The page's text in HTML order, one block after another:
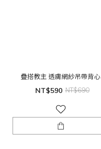
疊搭教主 透膚網紗吊帶背心
NT$590 NT$690